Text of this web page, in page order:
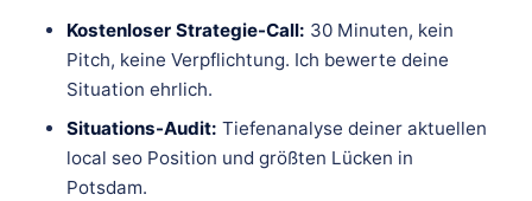
Kostenloser Strategie-Call: 30 Minuten, kein
Pitch, keine Verpflichtung. Ich bewerte deine
Situation ehrlich.
Situations-Audit: Tiefenanalyse deiner aktuellen
local seo Position und größten Lücken in
Potsdam.